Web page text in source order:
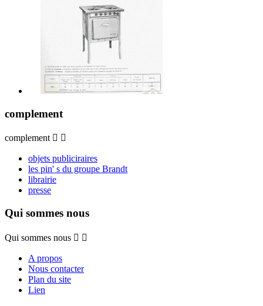
complement
complement  
objets publiciraires
les pin' s du groupe Brandt
librairie
presse
Qui sommes nous
Qui sommes nous  
A propos
Nous contacter
Plan du site
Lien